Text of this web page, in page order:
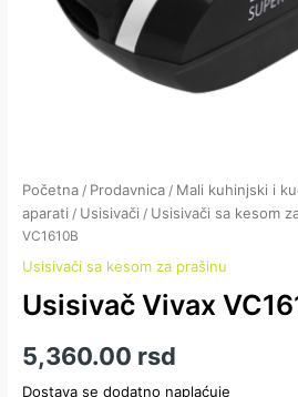
Početna / Prodavnica / Mali kuhinjski i
aparati / Usisivači / Usisivači sa kesom
VC1610B
Usisivači sa kesom za prašinu
Usisivač Vivax
5,360.00 rsd
Dostava se dodatno naplaćuje